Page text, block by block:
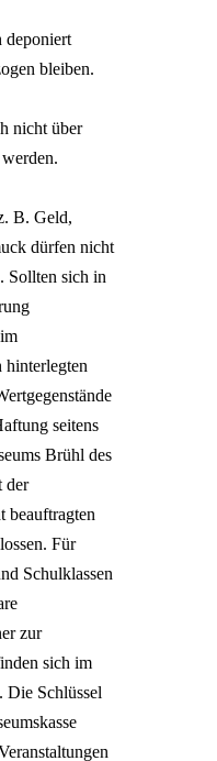
deponiert
bleiben.
nicht über
B. Geld,
dürfen nicht
Sollten sich in
hinterlegten
seitens
Brühl des
der
beauftragten
Für
Schulklassen
zur
sich im
Die Schlüssel